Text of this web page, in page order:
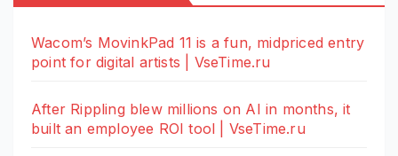
Wacom’s MovinkPad 11 is a fun, midpriced entry
point for digital artists | VseTime.ru
After Rippling blew millions on AI in months, it
built an employee ROI tool | VseTime.ru